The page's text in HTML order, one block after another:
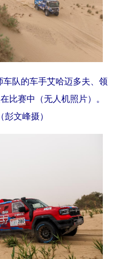
队的车手艾哈迈多夫、领
比赛中（无人机照片）。
文峰摄）